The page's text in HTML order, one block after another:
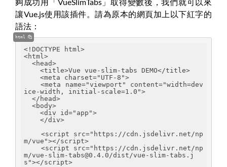
夠成功用「VueSlimTabs」取得變數後，我們就可以來
讓Vue.js使用該插件。請為原本的網頁加上以下紅字的
語法：
html
<!DOCTYPE html>
<html>
<head>
<title>Vue vue-slim-tabs DEMO</title>
<meta charset="UTF-8">
<meta name="viewport" content="width=dev
ice-width, initial-scale=1.0">
</head>
<body>
<div id="app">
</div>
<script src="https://cdn.jsdelivr.net/np
m/vue"></script>
<script src="https://cdn.jsdelivr.net/np
m/vue-slim-tabs@0.4.0/dist/vue-slim-tabs.j
s"></script>